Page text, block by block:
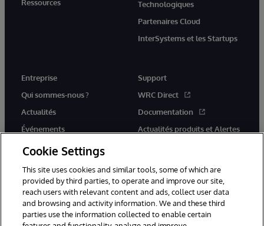
Ressources
Technologiques
Partenaires Cloud
InterSystems et les Startups
Entreprise
Qui sommes-nous ?
Actualités
Événements
Rejoignez-nous
Support
WRC Direct
Documentation
Actualités produits et Alertes
© 1996-2026 InterSystems Corporation, Cambridge, MA. Tous droits
Cookie Settings
This site uses cookies and similar tools, some of which are
provided by third parties, to operate and improve our site,
reach users with relevant content and ads, collect user data
and browsing and activity information. We and these third
parties use the information collected to enable certain